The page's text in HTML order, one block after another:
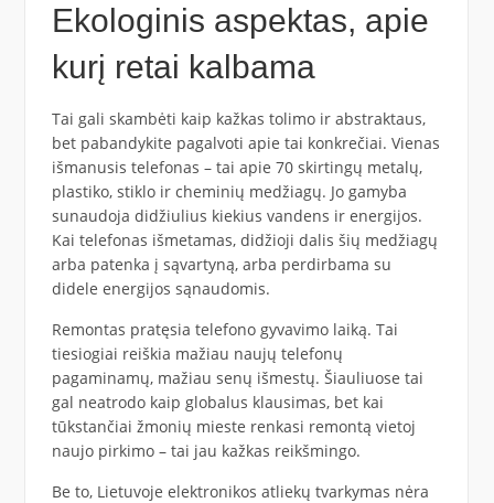
Ekologinis aspektas, apie
kurį retai kalbama
Tai gali skambėti kaip kažkas tolimo ir abstraktaus,
bet pabandykite pagalvoti apie tai konkrečiai. Vienas
išmanusis telefonas – tai apie 70 skirtingų metalų,
plastiko, stiklo ir cheminių medžiagų. Jo gamyba
sunaudoja didžiulius kiekius vandens ir energijos.
Kai telefonas išmetamas, didžioji dalis šių medžiagų
arba patenka į sąvartyną, arba perdirbama su
didele energijos sąnaudomis.
Remontas pratęsia telefono gyvavimo laiką. Tai
tiesiogiai reiškia mažiau naujų telefonų
pagaminamų, mažiau senų išmestų. Šiauliuose tai
gal neatrodo kaip globalus klausimas, bet kai
tūkstančiai žmonių mieste renkasi remontą vietoj
naujo pirkimo – tai jau kažkas reikšmingo.
Be to, Lietuvoje elektronikos atliekų tvarkymas nėra